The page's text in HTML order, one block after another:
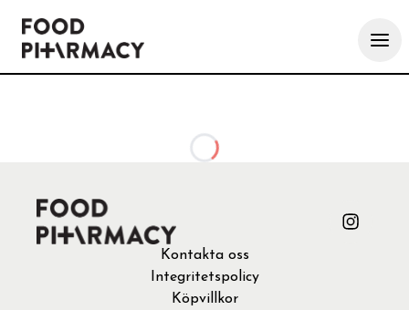
Kontakta oss
Integritetspolicy
Köpvillkor